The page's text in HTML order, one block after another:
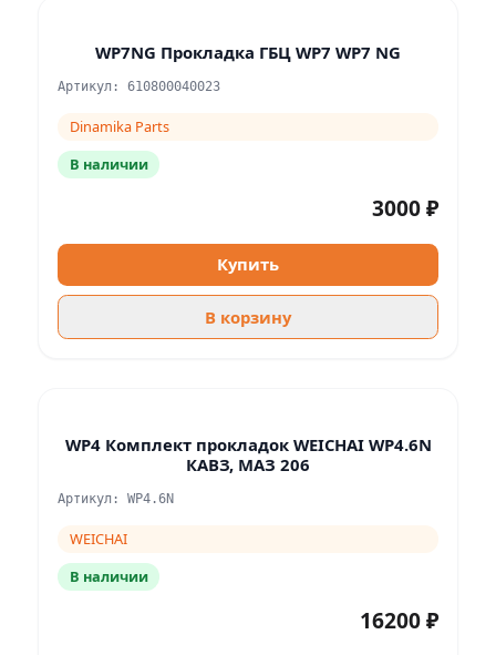
WP7NG Прокладка ГБЦ WP7 WP7 NG
Артикул: 610800040023
Dinamika Parts
В наличии
3000 ₽
Купить
В корзину
WP4 Комплект прокладок WEICHAI WP4.6N
КАВЗ, МАЗ 206
Артикул: WP4.6N
WEICHAI
В наличии
16200 ₽